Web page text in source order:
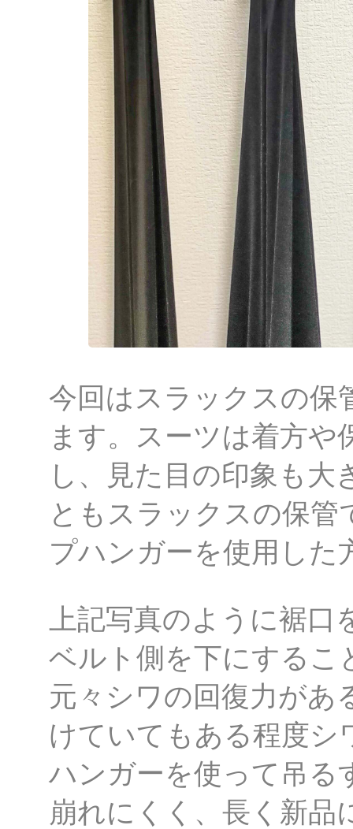
今回はスラックスの保
ます。スーツは着方や
し、見た目の印象も
ともスラックスの保
プハンガーを使用した
上記写真のように裾
ベルト側を下にするこ
元々シワの回復力があ
けていてもある程度シ
ハンガーを使って吊る
崩れにくく、長く新品